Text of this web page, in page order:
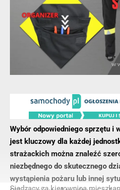
Wybór odpowiedniego sprzętu i
jest kluczowy dla każdej
strażackich można znaleźć
niezbędnego do skutecznego
wystąpienia pożaru lub innej